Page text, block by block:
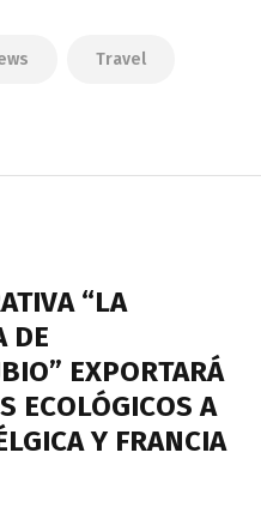
Travel
“LA
DE
EXPORTARÁ
ECOLÓGICOS A
Y FRANCIA